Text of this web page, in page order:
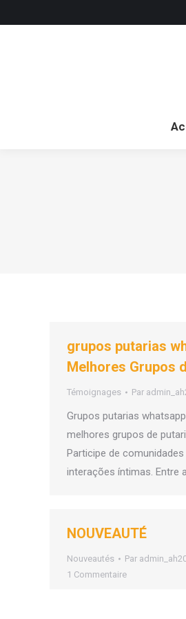
grupos putarias
Melhores Grupos
Témoignages Par
Grupos putarias
melhores grupos de
Participe de
interações íntimas. Entre
NOUVEAUTÉ
Nouveautés Par
1 Commentaire